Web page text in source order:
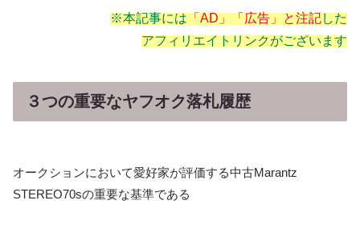
※本記事には 「AD」「広告」と注記した
アフィリエイトリンクがございます
３つの重要なヤフオク落札履歴
オークションにおいて愛好家が評価する中古Marantz
STEREO70sの重要な基準である